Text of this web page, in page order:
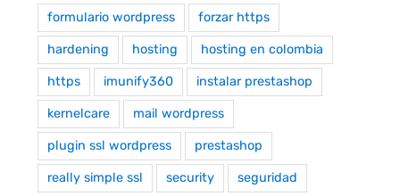
formulario wordpress forzar https
hardening hosting hosting en colombia
https imunify360 instalar prestashop
kernelcare mail wordpress
plugin ssl wordpress prestashop
really simple ssl security seguridad